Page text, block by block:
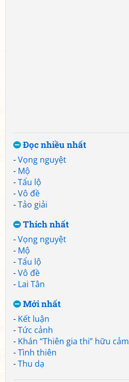
Đọc nhiều nhất
-Vọng nguyệt
- Mộ
-Tẩu lộ
-Vô đề
-Tảo giải
Thích nhất
-Vọng nguyệt
- Mộ
-Tẩu lộ
-Vô đề
- Lai Tân
Mới nhất
- Kết luận
-Tức cảnh
- Khán “Thiên gia thi” hữu cảm
-Tình thiên
-Thu dạ